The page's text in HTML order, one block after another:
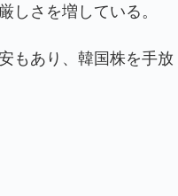
さを増している。
もあり、韓国株を手放